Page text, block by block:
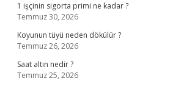
1 işçinin sigorta primi ne kadar ?
Temmuz 30, 2026
Koyunun tüyü neden dökülür ?
Temmuz 26, 2026
Saat altın nedir ?
Temmuz 25, 2026